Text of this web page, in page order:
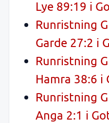
Lye 89:19 i
Runristning
Garde 27:2 i
Runristning
Hamra 38:6 i
Runristning
Anga 2:1 i